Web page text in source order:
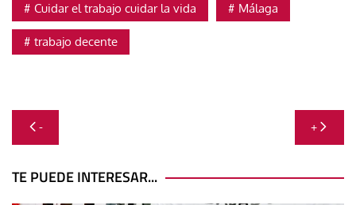
Cuidar el trabajo cuidar la vida Málaga
trabajo decente
Navegación
de
entradas
- +
TE PUEDE INTERESAR...